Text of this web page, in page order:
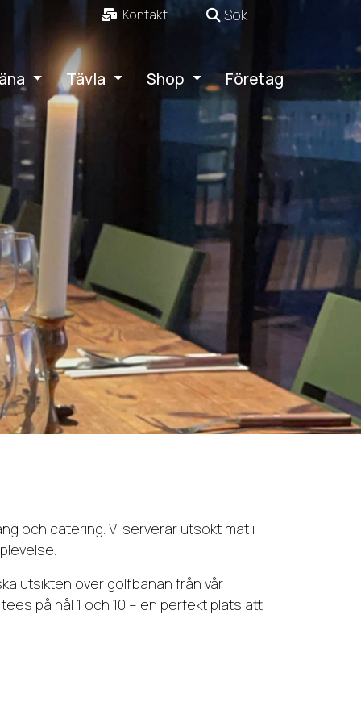
Kontakt Sök
Tävla Shop Företag
och catering. Vi serverar utsökt mat i
utsikten över golfbanan från vår
på hål 1 och 10 – en perfekt plats att